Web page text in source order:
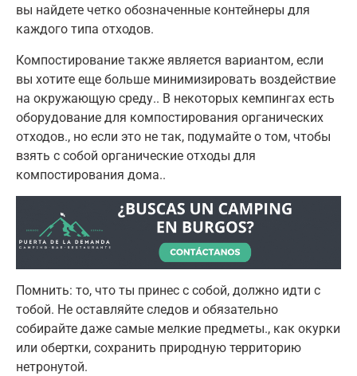
вы найдете четко обозначенные контейнеры для
каждого типа отходов.
Компостирование также является вариантом, если
вы хотите еще больше минимизировать воздействие
на окружающую среду.. В некоторых кемпингах есть
оборудование для компостирования органических
отходов., но если это не так, подумайте о том, чтобы
взять с собой органические отходы для
компостирования дома..
Помнить: то, что ты принес с собой, должно идти с
тобой. Не оставляйте следов и обязательно
собирайте даже самые мелкие предметы., как окурки
или обертки, сохранить природную территорию
нетронутой.